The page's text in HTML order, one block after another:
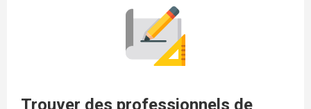
Trouver des professionnels de